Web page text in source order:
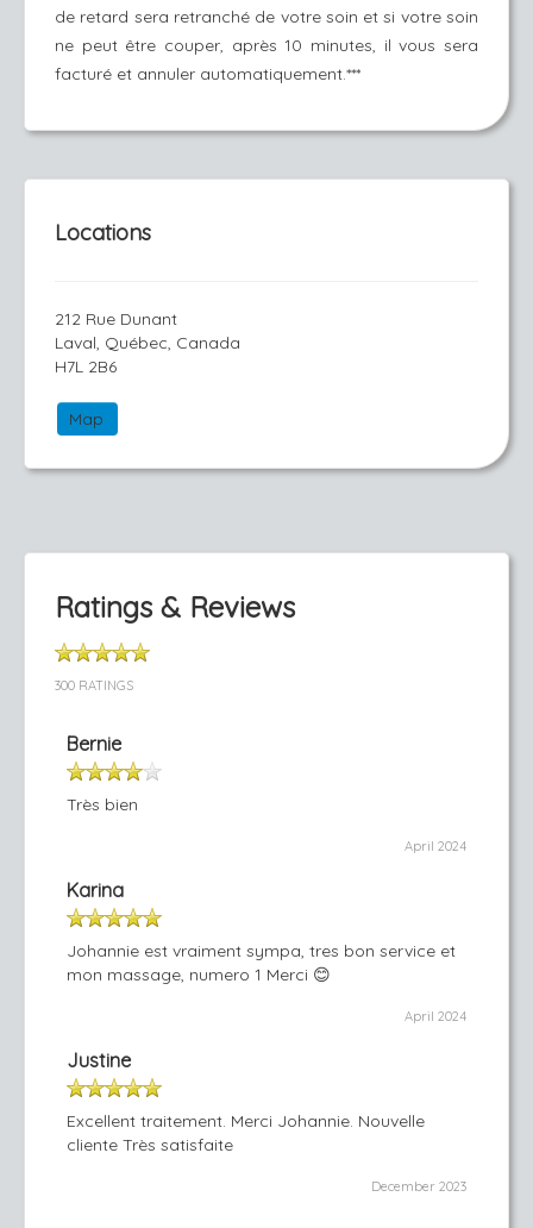
de retard sera retranché de votre soin et si votre soin
ne peut être couper, après 10 minutes, il vous sera
facturé et annuler automatiquement.***
Locations
212 Rue Dunant
Laval, Québec, Canada
H7L 2B6
Map
Ratings & Reviews
300 RATINGS
Bernie
Très bien
April 2024
Karina
Johannie est vraiment sympa, tres bon service et
mon massage, numero 1 Merci 😊
April 2024
Justine
Excellent traitement. Merci Johannie. Nouvelle
cliente Très satisfaite
December 2023